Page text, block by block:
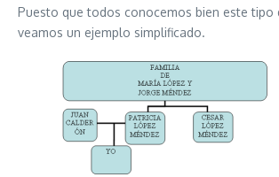
Puesto que todos conocemos bien este tipo
veamos un ejemplo simplificado.